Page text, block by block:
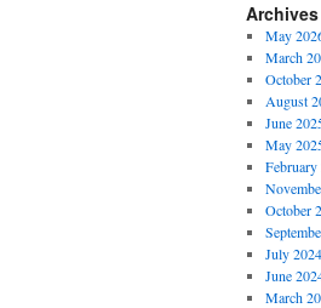
Archives
May
March
October
August
June
May
February
October
July 2024
June
March